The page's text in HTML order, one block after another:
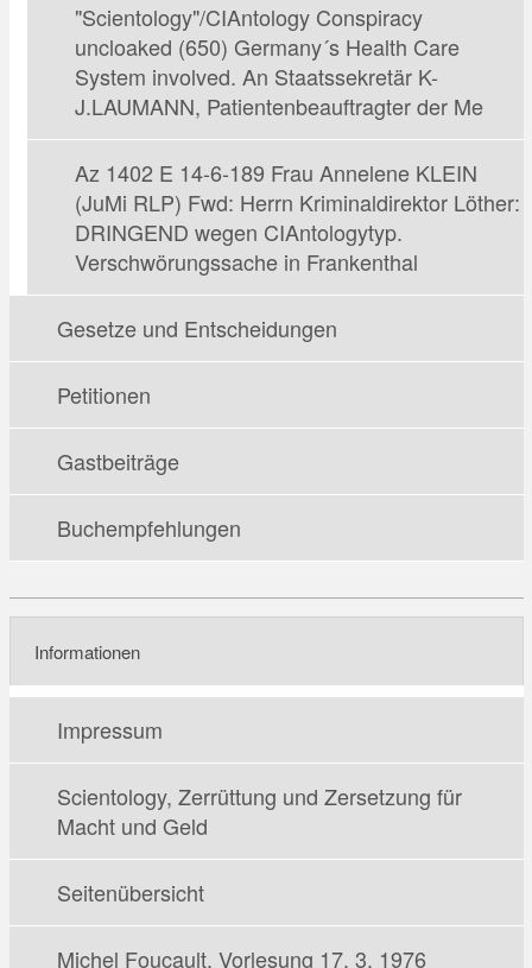
"Scientology"/CIAntology Conspiracy
uncloaked (650) Germany´s Health Care
System involved. An Staatssekretär K-
J.LAUMANN, Patientenbeauftragter der Me
Az 1402 E 14-6-189 Frau Annelene KLEIN
(JuMi RLP) Fwd: Herrn Kriminaldirektor Löther:
DRINGEND wegen CIAntologytyp.
Verschwörungssache in Frankenthal
Gesetze und Entscheidungen
Petitionen
Gastbeiträge
Buchempfehlungen
Informationen
Impressum
Scientology, Zerrüttung und Zersetzung für
Macht und Geld
Seitenübersicht
Michel Foucault, Vorlesung 17. 3. 1976